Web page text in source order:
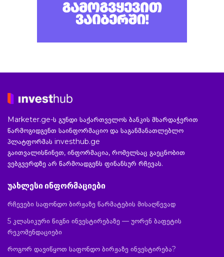
Marketer.ge-ს გუნდი საქართველოს ბანკის მხარდაჭერით
წარმოგიდგენთ საინფორმაციო და საგანმანათლებლო
პლატფორმას investhub.ge
გაითვალისწინეთ, ინფორმაცია, რომელსაც გაეცნობით
ვებგვერდზე არ წარმოადგენს ფინანსურ რჩევას.
უახლესი ინფორმაციები
რჩევები საფონდო ბირჟაზე წარმატების მისაღწევად
5 კლასიკური წიგნი ინვესტირებაზე — უორენ ბაფეტის
რეკომენდაციები
როგორ დავიწყოთ საფონდო ბირჟაზე ინვესტირება?